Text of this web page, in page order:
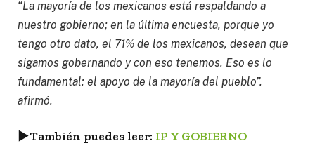
“La mayoría de los mexicanos está respaldando a
nuestro gobierno; en la última encuesta, porque yo
tengo otro dato, el 71% de los mexicanos, desean que
sigamos gobernando y con eso tenemos. Eso es lo
fundamental: el apoyo de la mayoría del pueblo”.
afirmó.
►También puedes leer: IP Y GOBIERNO